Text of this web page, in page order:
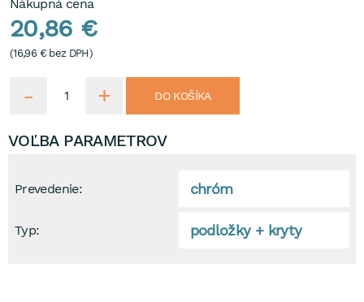
Nákupná cena
20,86 €
(16,96 €bez DPH)
DO KOŠÍKA
VOĽBA PARAMETROV
Prevedenie: chróm
Typ: podložky + kryty